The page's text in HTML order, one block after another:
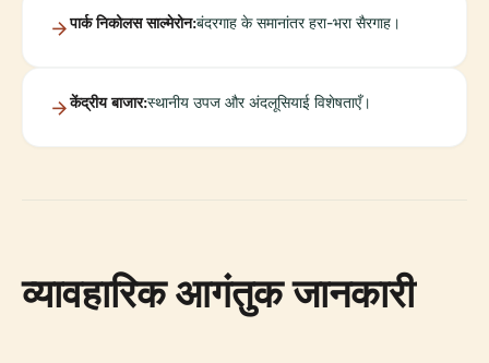
पार्क निकोलस साल्मेरोन:बंदरगाह के समानांतर हरा-भरा सैरगाह।
केंद्रीय बाजार:स्थानीय उपज और अंदलूसियाई विशेषताएँ।
व्यावहारिक आगंतुक जानकारी